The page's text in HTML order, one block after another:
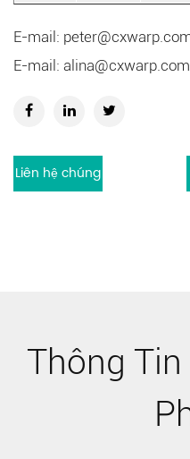
E-mail:
E-mail: alina@cxwarp.com
Liên hệ chúng
Thông Tin